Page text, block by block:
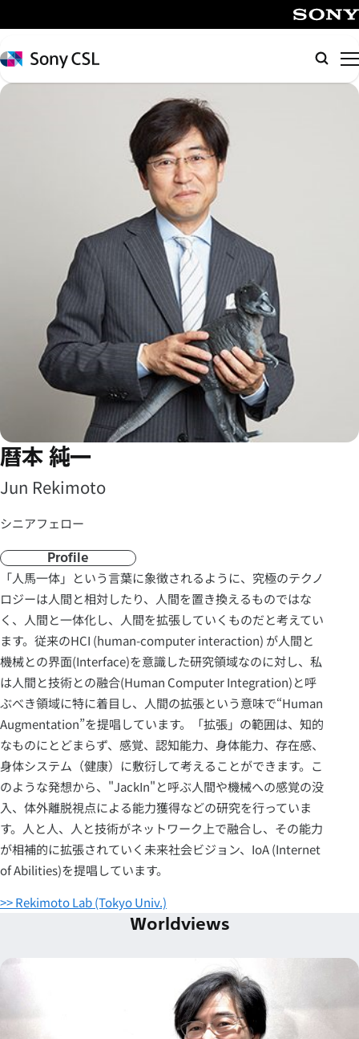
イ
ン
コ
ン
Sony
CSL
検
索
暦本 純一
Jun Rekimoto
シニアフェロー
Profile
「人馬一体」という言葉に象徴されるように、究極のテクノ
ロジーは人間と相対したり、人間を置き換えるものではな
く、人間と一体化し、人間を拡張していくものだと考えてい
ます。従来のHCI (human-computer interaction) が人間と
機械との界面(Interface)を意識した研究領域なのに対し、私
は人間と技術との融合(Human Computer Integration)と呼
ぶべき領域に特に着目し、人間の拡張という意味で“Human
Augmentation”を提唱しています。「拡張」の範囲は、知的
なものにとどまらず、感覚、認知能力、身体能力、存在感、
身体システム（健康）に敷衍して考えることができます。こ
のような発想から、"JackIn"と呼ぶ人間や機械への感覚の没
入、体外離脱視点による能力獲得などの研究を行っていま
す。人と人、人と技術がネットワーク上で融合し、その能力
が相補的に拡張されていく未来社会ビジョン、IoA (Internet
of Abilities)を提唱しています。
>> Rekimoto Lab (Tokyo Univ.)
Worldviews